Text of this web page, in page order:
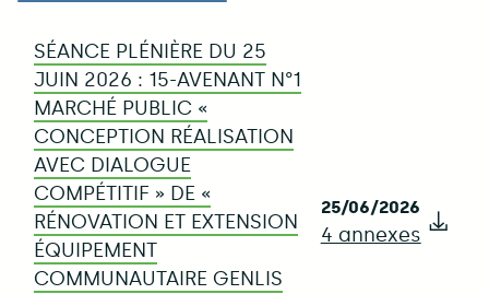
SÉANCE PLÉNIÈRE DU 25
JUIN 2026 : 15-AVENANT N°1
MARCHÉ PUBLIC «
CONCEPTION RÉALISATION
AVEC DIALOGUE
COMPÉTITIF » DE «
RÉNOVATION ET EXTENSION
ÉQUIPEMENT
COMMUNAUTAIRE GENLIS
25/06/2026
4 annexes